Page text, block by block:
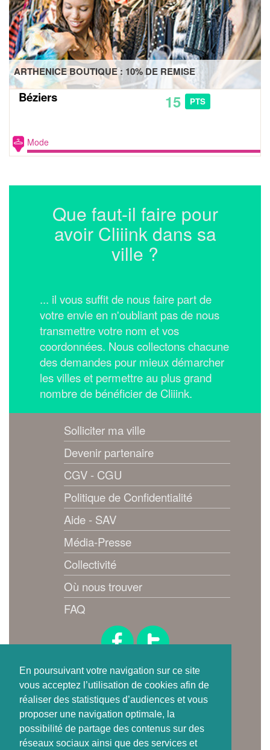
En poursuivant votre navigation sur ce site
vous acceptez l’utilisation de cookies afin de
réaliser des statistiques d’audiences et vous
proposer une navigation optimale, la
possibilité de partage des contenus sur des
réseaux sociaux ainsi que des services et
ARTHENICE BOUTIQUE : 10% DE REMISE
Béziers 15 PTS
Mode
Que faut-il faire pour
avoir Cliiink dans sa
ville ?
... il vous suffit de nous faire part de
votre envie en n'oubliant pas de nous
transmettre votre nom et vos
coordonnées. Nous collectons chacune
des demandes pour mieux démarcher
les villes et permettre au plus grand
nombre de bénéficier de Cliiink.
Solliciter ma ville
Devenir partenaire
CGV - CGU
Politique de Confidentialité
Aide - SAV
Média-Presse
Collectivité
Où nous trouver
FAQ
Suivez-nous !